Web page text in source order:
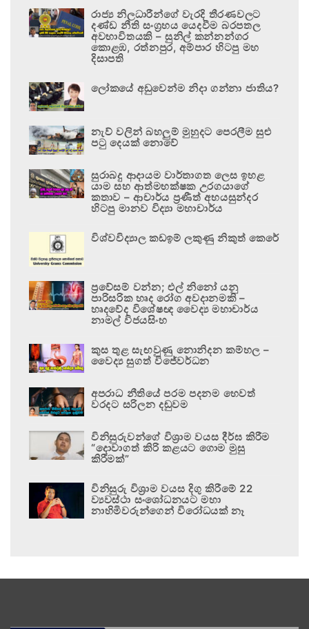
රාජ්‍ය නිලධාරීන්ගේ වැරදි තීරණවලට
දණ්ඩ නීති සංග්‍රහය යෙදවීම බරපතල
අවභාවිතයකි – සුනිල් කන්නන්ගර
කොළඹ, රත්නපුර, අම්පාර හිටපු මහ
දිසාපති
ලෝකයේ අඩුවෙන්ම නිදා ගන්නා ජාතිය?
නැව් වලින් බහලුම් මුහුදට පෙරලීම සුළු
පටු දෙයක් නොවේ
සුරාබදු ආදායම වාර්තාගත ලෙස ඉහළ
යාම සහ ආත්මභක්ෂක උරගයාගේ
කතාව – ආචාර්ය ප්‍රණීත් අභයසුන්දර
හිටපු මානව විද්‍යා මහාචාර්ය
විශ්වවිද්‍යාල කඩඉම් ලකුණු නිකුත් කෙරේ
ප්‍රවේසම් වන්න; එල් නිනෝ යනු
පාරිසරික හෘද රෝග අවදානමකි –
හෘදවේද විශේෂඥ වෛද්‍ය මහාචාර්ය
නාමල් විජයසිංහ
කුස තුළ සැඟවුණු නොනිදන කම්හල –
වෛද්‍ය සුගත් විජේවර්ධන
අපරාධ නීතියේ පරම පදනම හෙවත්
වරදට සරිලන දඬුවම
විනිසුරුවන්ගේ විශ්‍රාම වයස දීර්ඝ කිරීම
“දොවාගත් කිරි කළයට ගොම මුසු
කිරීමක්”
විනිසුරු විශ්‍රාම වයස දිගු කිරීමේ 22
ව්‍යවස්ථා සංශෝධනයට මහා
නාහිමිවරුන්ගෙන් විරෝධයක් නෑ